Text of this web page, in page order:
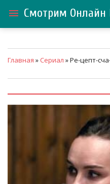
menu Смотрим Онлайн
Главная » Сериал » Ре-цепт-